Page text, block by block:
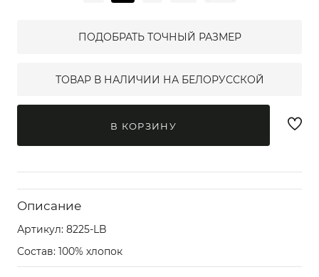
ПОДОБРАТЬ ТОЧНЫЙ РАЗМЕР
ТОВАР В НАЛИЧИИ НА БЕЛОРУССКОЙ
В КОРЗИНУ
Описание
Артикул: 8225-LB
Состав: 100% хлопок